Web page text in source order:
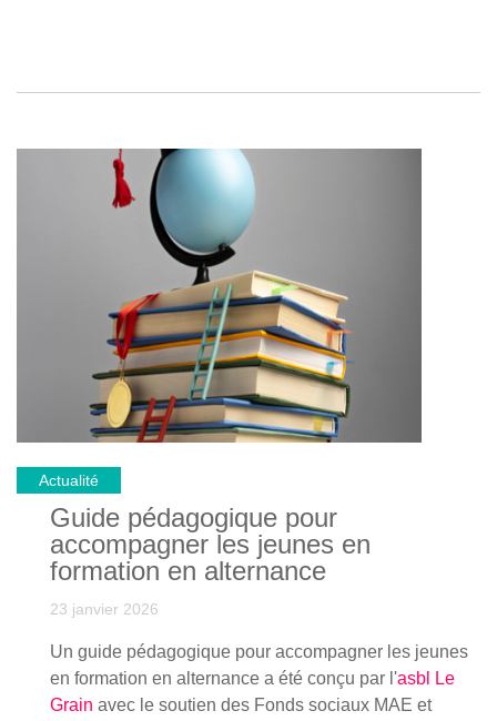
Actualité
Guide pédagogique pour
accompagner les jeunes en
formation en alternance
23 janvier 2026
Un guide pédagogique pour accompagner les jeunes
en formation en alternance a été conçu par l'asbl Le
Grain avec le soutien des Fonds sociaux MAE et